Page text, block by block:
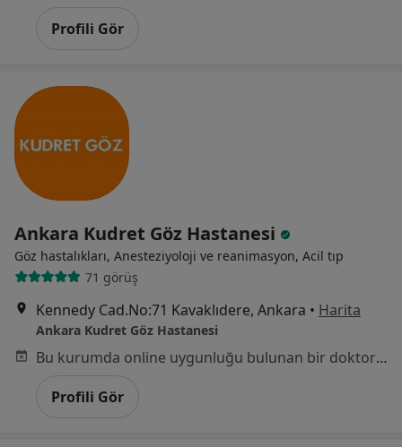
Profili Gör
Ankara Kudret Göz Hastanesi
Göz hastalıkları, Anesteziyoloji ve reanimasyon, Acil tıp
71 görüş
Kennedy Cad.No:71 Kavaklıdere, Ankara • Harita
Ankara Kudret Göz Hastanesi
Bu kurumda online uygunluğu bulunan bir doktor veya uzman bulunamadı
Profili Gör